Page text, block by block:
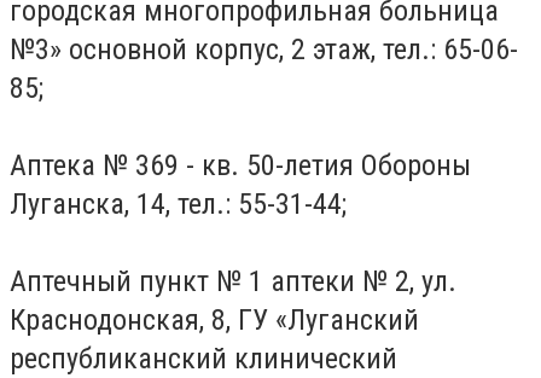
городская многопрофильная больница
№3» основной корпус, 2 этаж, тел.: 65-06-
85;
Аптека № 369 - кв. 50-летия Обороны
Луганска, 14, тел.: 55-31-44;
Аптечный пункт № 1 аптеки № 2, ул.
Краснодонская, 8, ГУ «Луганский
республиканский клинический